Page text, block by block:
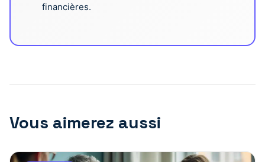
financières.
Vous aimerez aussi